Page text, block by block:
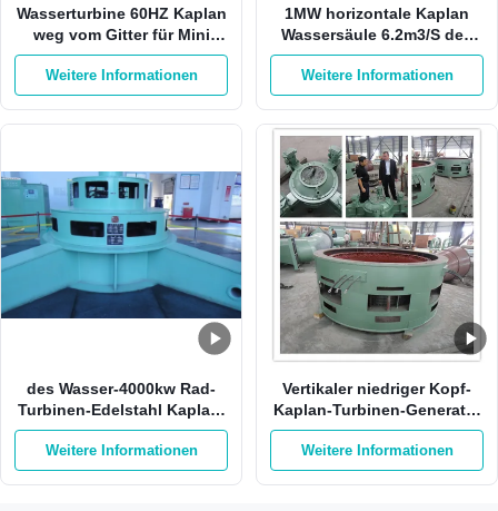
Wasserturbine 60HZ Kaplan
weg vom Gitter für Mini
Hydro Station Vertical
Kaplan-Turbine
Weitere Informationen
1MW horizontale Kaplan
Wassersäule 6.2m3/S des
Turbinen-Generator-19m
Weitere Informationen
des Wasser-4000kw Rad-
Turbinen-Edelstahl Kaplan-
Wasserturbine-400V Kaplan
Weitere Informationen
Vertikaler niedriger Kopf-
Kaplan-Turbinen-Generator
42m 980kw 3m3/S
Weitere Informationen